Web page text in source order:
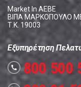
Market In ΑΕΒΕ
ΒΙΠΑ ΜΑΡΚΟΠΟΥΛΟ
Τ.Κ. 19003
Εξυπηρέτηση
call 800 500